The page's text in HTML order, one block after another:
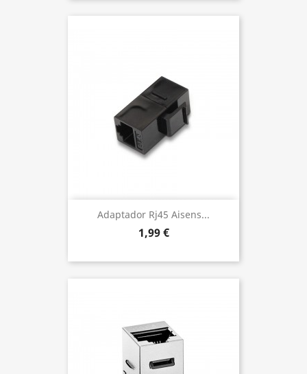
Adaptador Rj45 Aisens...
1,99 €